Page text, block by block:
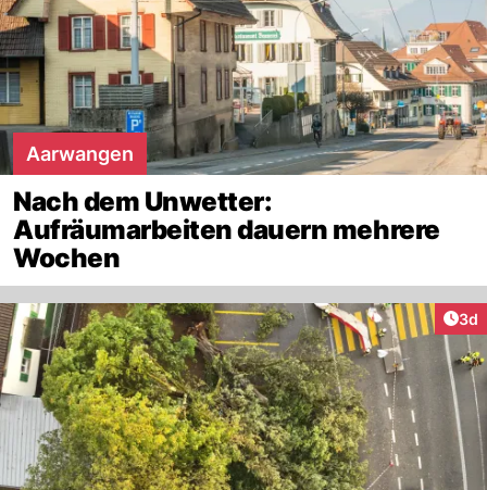
Aarwangen
Nach dem Unwetter:
Aufräumarbeiten dauern mehrere
Wochen
3d